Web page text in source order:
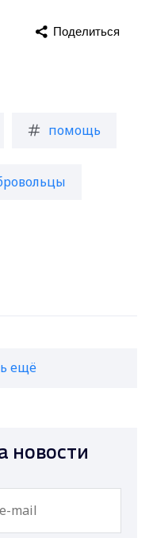
помощь
Поделиться
ещё
новости